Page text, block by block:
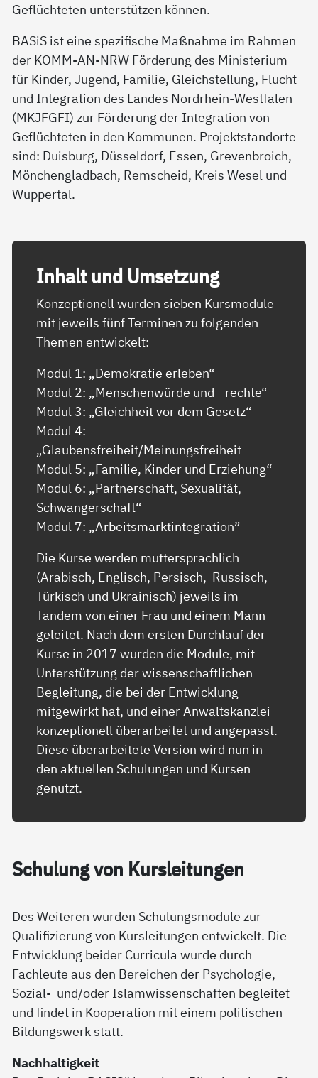
Geflüchteten unterstützen können.
BASiS ist eine spezifische Maßnahme im Rahmen
der KOMM-AN-NRW Förderung des Ministerium
für Kinder, Jugend, Familie, Gleichstellung, Flucht
und Integration des Landes Nordrhein-Westfalen
(MKJFGFI) zur Förderung der Integration von
Geflüchteten in den Kommunen. Projektstandorte
sind: Duisburg, Düsseldorf, Essen, Grevenbroich,
Mönchengladbach, Remscheid, Kreis Wesel und
Wuppertal.
In­halt und Um­set­zung
Konzeptionell wurden sieben Kursmodule
mit jeweils fünf Terminen zu folgenden
Themen entwickelt:
Modul 1: „Demokratie erleben“
Modul 2: „Menschenwürde und –rechte“
Modul 3: „Gleichheit vor dem Gesetz“
Modul 4:
„Glaubensfreiheit/Meinungsfreiheit
Modul 5: „Familie, Kinder und Erziehung“
Modul 6: „Partnerschaft, Sexualität,
Schwangerschaft“
Modul 7: „Arbeitsmarktintegration”
Die Kurse werden muttersprachlich
(Arabisch, Englisch, Persisch, Russisch,
Türkisch und Ukrainisch) jeweils im
Tandem von einer Frau und einem Mann
geleitet. Nach dem ersten Durchlauf der
Kurse in 2017 wurden die Module, mit
Unterstützung der wissenschaftlichen
Begleitung, die bei der Entwicklung
mitgewirkt hat, und einer Anwaltskanzlei
konzeptionell überarbeitet und angepasst.
Diese überarbeitete Version wird nun in
den aktuellen Schulungen und Kursen
genutzt.
Schu­lung von Kurs­lei­tun­gen
Des Weiteren wurden Schulungsmodule zur
Qualifizierung von Kursleitungen entwickelt. Die
Entwicklung beider Curricula wurde durch
Fachleute aus den Bereichen der Psychologie,
Sozial- und/oder Islamwissenschaften begleitet
und findet in Kooperation mit einem politischen
Bildungswerk statt.
Nachhaltigkeit